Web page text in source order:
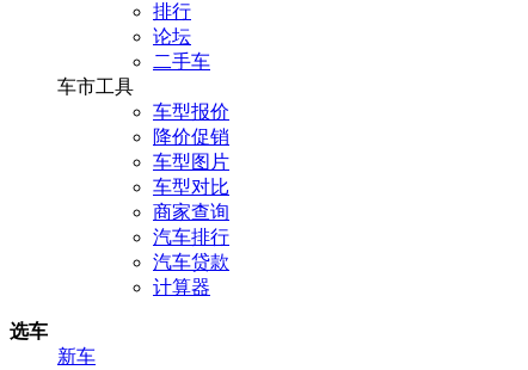
排行
论坛
二手车
车市工具
车型报价
降价促销
车型图片
车型对比
商家查询
汽车排行
汽车贷款
计算器
选车
新车